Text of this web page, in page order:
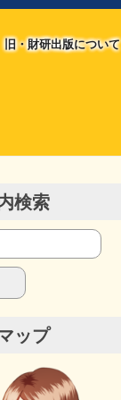
旧・財研出版について
検索
ップ